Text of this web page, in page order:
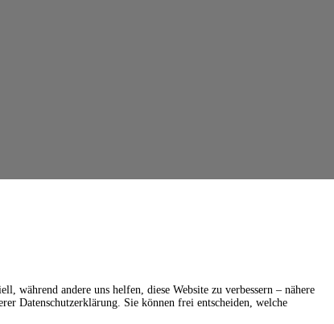
während andere uns helfen, diese Website zu verbessern – nähere
Datenschutzerklärung. Sie können frei entscheiden, welche